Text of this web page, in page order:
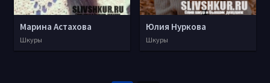
Марина Астахова
Шкуры
Юлия Нуркова
Шкуры